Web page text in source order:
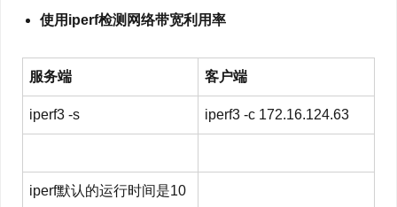
使用iperf检测网络带宽利用率
服务端 客户端
iperf3 -s iperf3 -c 172.16.124.63
iperf默认的运行时间是10